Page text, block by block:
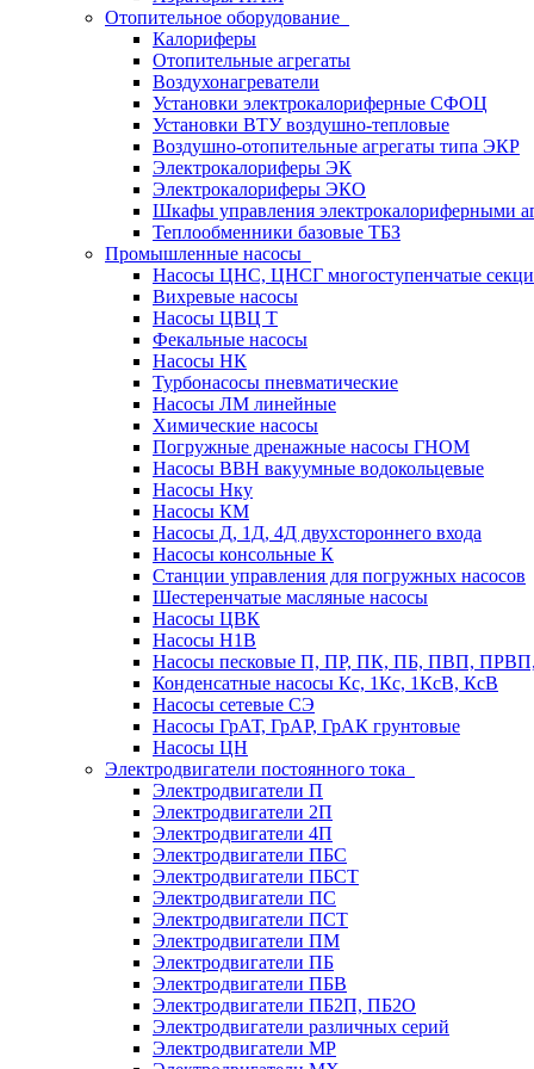
Отопительное оборудование
Калориферы
Отопительные агрегаты
Воздухонагреватели
Установки электрокалориферные СФОЦ
Установки ВТУ воздушно-тепловые
Воздушно-отопительные агрегаты типа ЭКР
Электрокалориферы ЭК
Электрокалориферы ЭКО
Шкафы управления электрокалориферными
Теплообменники базовые ТБЗ
Промышленные насосы
Насосы ЦНС, ЦНСГ многоступенчатые
Вихревые насосы
Насосы ЦВЦ Т
Фекальные насосы
Насосы НК
Турбонасосы пневматические
Насосы ЛМ линейные
Химические насосы
Погружные дренажные насосы ГНОМ
Насосы ВВН вакуумные водокольцевые
Насосы Нку
Насосы КМ
Насосы Д, 1Д, 4Д двухстороннего входа
Насосы консольные К
Станции управления для погружных насосов
Шестеренчатые масляные насосы
Насосы ЦВК
Насосы Н1В
Насосы песковые П, ПР, ПК, ПБ, ПВП,
Конденсатные насосы Кс, 1Кс, 1КсВ, КсВ
Насосы сетевые СЭ
Насосы ГрАТ, ГрАР, ГрАК грунтовые
Насосы ЦН
Электродвигатели постоянного тока
Электродвигатели П
Электродвигатели 2П
Электродвигатели 4П
Электродвигатели ПБС
Электродвигатели ПБСТ
Электродвигатели ПС
Электродвигатели ПСТ
Электродвигатели ПМ
Электродвигатели ПБ
Электродвигатели ПБВ
Электродвигатели ПБ2П, ПБ2О
Электродвигатели различных серий
Электродвигатели МР